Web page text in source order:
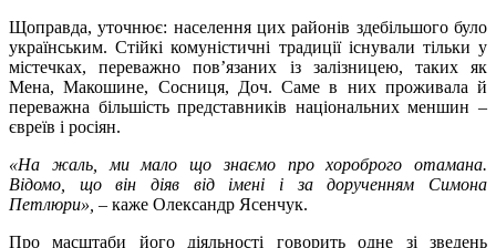
Щоправда, уточнює: населення цих районів здебільшого було
українським. Стійкі комуністичні традиції існували тільки у
містечках, переважно пов’язаних із залізницею, таких як
Мена, Макошине, Сосниця, Доч. Саме в них проживала й
переважна більшість представників національних меншин –
євреїв і росіян.
«На жаль, ми мало що знаємо про хороброго отамана.
Відомо, що він діяв від імені і за дорученням Симона
Петлюри», – каже Олександр Ясенчук.
Про масштаби його діяльності говорить одне зі зведень